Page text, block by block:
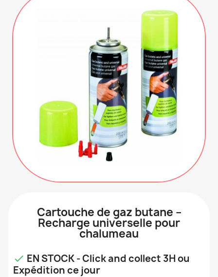
Cartouche de gaz butane –
Recharge universelle pour
chalumeau
 EN STOCK - Click and collect 3H ou
Expédition ce jour